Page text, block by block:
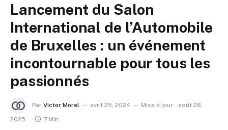
Lancement du Salon
International de l’Automobile
de Bruxelles : un événement
incontournable pour tous les
passionnés
Par Victor Morel avril 25, 2024 Mise à jour:
août 28,
2025
7 Min